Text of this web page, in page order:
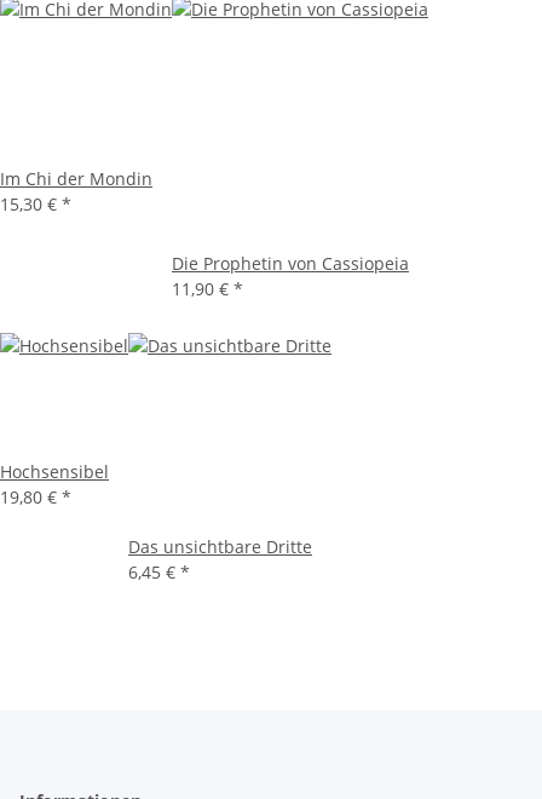
Im Chi der Mondin
15,30 € *
Die Prophetin von Cassiopeia
11,90 € *
Hochsensibel
19,80 € *
Das unsichtbare Dritte
6,45 € *